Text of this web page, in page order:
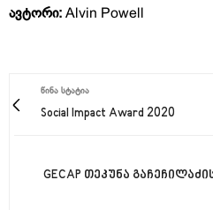
ავტორი: Alvin Powell
ᲬᲘᲜᲐ ᲡᲢᲐᲢᲘᲐ
Social Impact Award 2020
GECAP თეკუნა